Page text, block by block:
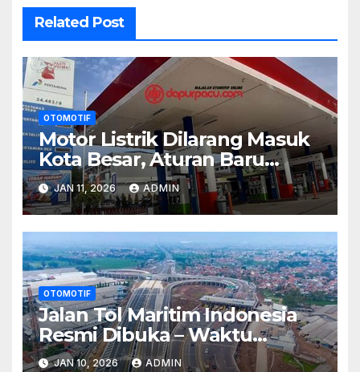
Related Post
OTOMOTIF
Motor Listrik Dilarang Masuk
Kota Besar, Aturan Baru
Kontroversial
JAN 11, 2026 ADMIN
OTOMOTIF
Jalan Tol Maritim Indonesia
Resmi Dibuka – Waktu
Tempuh Ke Sulawesi Turun
JAN 10, 2026 ADMIN